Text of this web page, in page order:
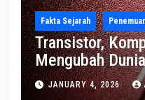
Fakta Sejarah
Transistor,
Mengubah
Modern
JANUARY 4, 2026